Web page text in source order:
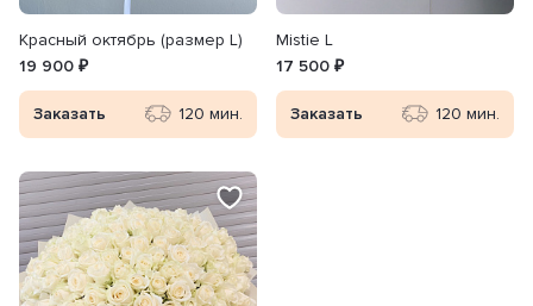
Красный октябрь (размер L)
19 900 ₽
Заказать 120 мин.
Mistie L
17 500 ₽
Заказать 120 мин.